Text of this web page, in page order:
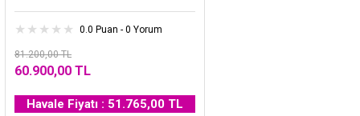
0.0 Puan - 0 Yorum
81.200,00 TL
60.900,00 TL
Havale Fiyatı : 51.765,00 TL